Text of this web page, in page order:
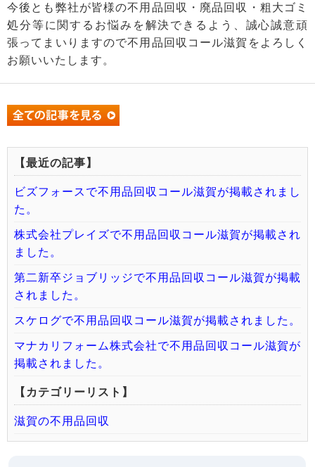
今後とも弊社が皆様の不用品回収・廃品回収・粗大ゴミ
処分等に関するお悩みを解決できるよう、誠心誠意頑
張ってまいりますので不用品回収コール滋賀をよろしく
お願いいたします。
【最近の記事】
ビズフォースで不用品回収コール滋賀が掲載されまし
た。
株式会社プレイズで不用品回収コール滋賀が掲載され
ました。
第二新卒ジョブリッジで不用品回収コール滋賀が掲載
されました。
スケログで不用品回収コール滋賀が掲載されました。
マナカリフォーム株式会社で不用品回収コール滋賀が
掲載されました。
【カテゴリーリスト】
滋賀の不用品回収